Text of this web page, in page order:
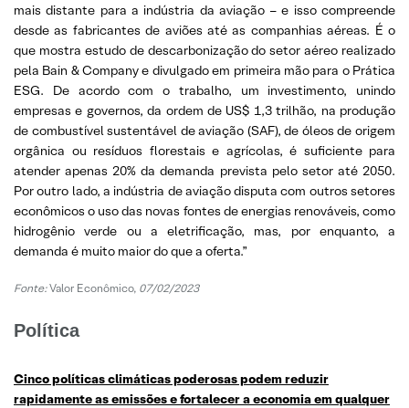
mais distante para a indústria da aviação – e isso compreende
desde as fabricantes de aviões até as companhias aéreas. É o
que mostra estudo de descarbonização do setor aéreo realizado
pela Bain & Company e divulgado em primeira mão para o Prática
ESG. De acordo com o trabalho, um investimento, unindo
empresas e governos, da ordem de US$ 1,3 trilhão, na produção
de combustível sustentável de aviação (SAF), de óleos de origem
orgânica ou resíduos florestais e agrícolas, é suficiente para
atender apenas 20% da demanda prevista pelo setor até 2050.
Por outro lado, a indústria de aviação disputa com outros setores
econômicos o uso das novas fontes de energias renováveis, como
hidrogênio verde ou a eletrificação, mas, por enquanto, a
demanda é muito maior do que a oferta.”
Fonte:Valor Econômico, 07/02/2023
Política
Cinco políticas climáticas poderosas podem reduzir
rapidamente as emissões e fortalecer a economia em qualquer